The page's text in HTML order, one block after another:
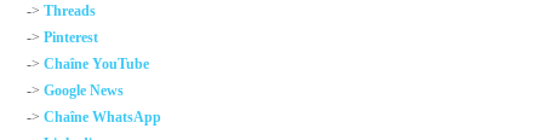
->Threads
->Pinterest
->Chaîne YouTube
->Google News
->Chaîne WhatsApp